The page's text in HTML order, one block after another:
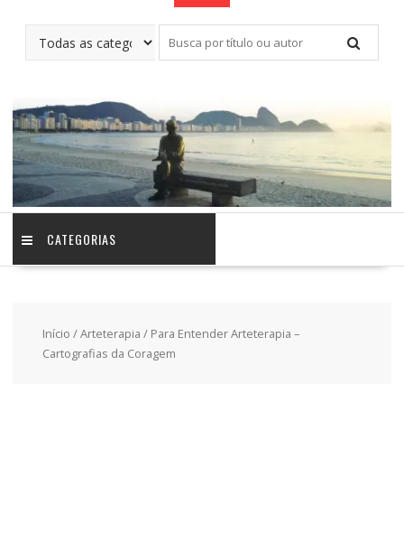
CATEGORIAS
Início /Arteterapia / Para Entender Arteterapia –
Cartografias da Coragem